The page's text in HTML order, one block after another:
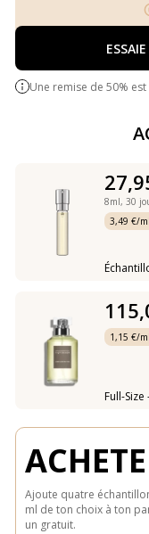
Une remise de 50%
8ml, 30
3,49 €/ml
1,15 €/ml
Full-Size
Ajoute quatre
ml de ton choix à ton
un gratuit.